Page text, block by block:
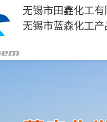
无锡市田鑫化工
无锡市蓝森化工